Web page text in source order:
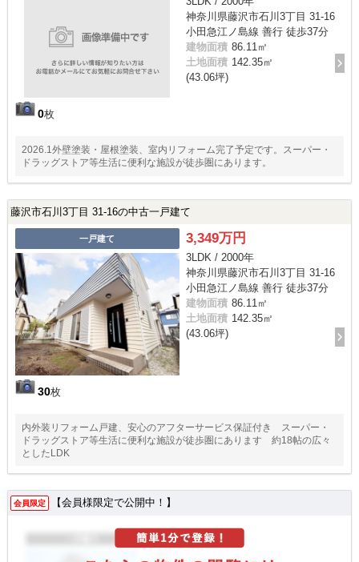
0枚
神奈川県藤沢市石川3丁目 31-16
小田急江ノ島線 善行 徒歩37分
建物面積 86.11㎡
土地面積 142.35㎡
(43.06坪)
2026.1外壁塗装・屋根塗装、室内リフォーム完了予定です。スーパー・
ドラッグストア等生活に便利な施設が徒歩圏にあります。
藤沢市石川3丁目 31-16の中古一戸建て
一戸建て
30枚
3,349万円
3LDK / 2000年
神奈川県藤沢市石川3丁目 31-16
小田急江ノ島線 善行 徒歩37分
建物面積 86.11㎡
土地面積 142.35㎡
(43.06坪)
内外装リフォーム戸建、安心のアフターサービス保証付き スーパー・
ドラッグストア等生活に便利な施設が徒歩圏にあります 約18帖の広々
としたLDK
会員限定 【会員様限定で公開中！】